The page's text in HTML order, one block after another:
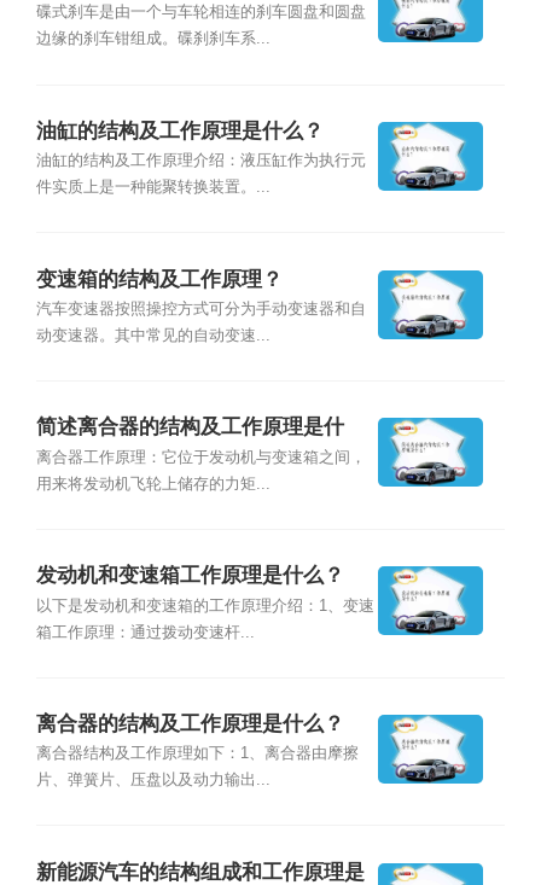
碟式刹车是由一个与车轮相连的刹车圆盘和圆盘
边缘的刹车钳组成。碟刹刹车系...
油缸的结构及工作原理是什么？
油缸的结构及工作原理介绍：液压缸作为执行元
件实质上是一种能聚转换装置。...
变速箱的结构及工作原理？
汽车变速器按照操控方式可分为手动变速器和自
动变速器。其中常见的自动变速...
简述离合器的结构及工作原理是什
么？
离合器工作原理：它位于发动机与变速箱之间，
用来将发动机飞轮上储存的力矩...
发动机和变速箱工作原理是什么？
以下是发动机和变速箱的工作原理介绍：1、变速
箱工作原理：通过拨动变速杆...
离合器的结构及工作原理是什么？
离合器结构及工作原理如下：1、离合器由摩擦
片、弹簧片、压盘以及动力输出...
新能源汽车的结构组成和工作原理是